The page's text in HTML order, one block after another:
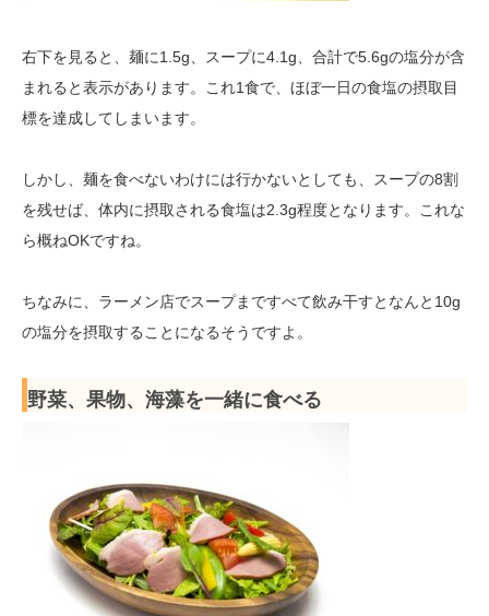
右下を見ると、麺に1.5g、スープに4.1g、合計で5.6gの塩分が含
まれると表示があります。これ1食で、ほぼ一日の食塩の摂取目
標を達成してしまいます。
しかし、麺を食べないわけには行かないとしても、スープの8割
を残せば、体内に摂取される食塩は2.3g程度となります。これな
ら概ねOKですね。
ちなみに、ラーメン店でスープまですべて飲み干すとなんと10g
の塩分を摂取することになるそうですよ。
野菜、果物、海藻を一緒に食べる